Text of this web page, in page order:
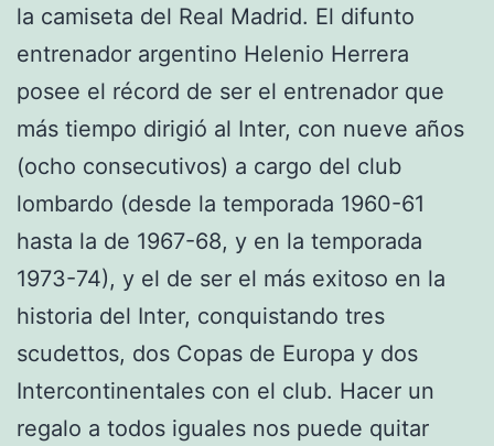
la camiseta del Real Madrid. El difunto
entrenador argentino Helenio Herrera
posee el récord de ser el entrenador que
más tiempo dirigió al Inter, con nueve años
(ocho consecutivos) a cargo del club
lombardo (desde la temporada 1960-61
hasta la de 1967-68, y en la temporada
1973-74), y el de ser el más exitoso en la
historia del Inter, conquistando tres
scudettos, dos Copas de Europa y dos
Intercontinentales con el club. Hacer un
regalo a todos iguales nos puede quitar